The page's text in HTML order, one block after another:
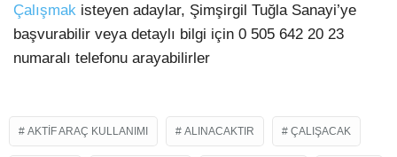
Çalışmak isteyen adaylar, Şimşirgil Tuğla Sanayi’ye
başvurabilir veya detaylı bilgi için 0 505 642 20 23
numaralı telefonu arayabilirler
AKTIF ARAÇ KULLANIMI ALINACAKTIR ÇALIŞACAK